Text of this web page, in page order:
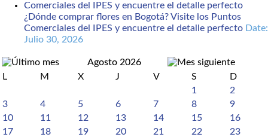
¿Dónde comprar flores en Bogotá? Visite los Puntos
Comerciales del IPES y encuentre el detalle perfecto Date:
Julio 30, 2026
Agosto 2026
L
M X J V S
D
1
2
3
4 5 6 7 8
9
10
11 12 13 14 15
16
17
18 19 20 21 22
23